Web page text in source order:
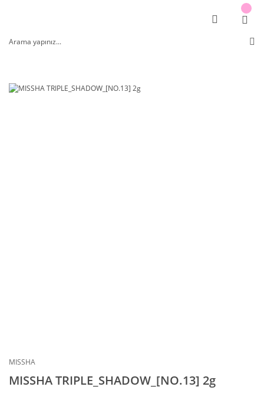
MISSHA
MISSHA TRIPLE_SHADOW_[NO.13] 2g